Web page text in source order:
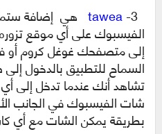
tawea هي إضافة
الفيسبوك على أي موقع
إلى متصفحك غوغل كروم أو
السماح للتطبيق بالدخول
تشاهد أنك عندما تدخل
شات الفيسبوك في الجانب
بطريقة يمكن الشات مع أي